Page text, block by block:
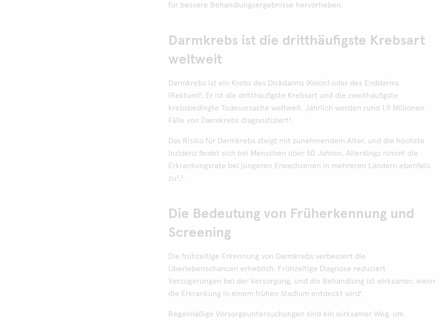
für bessere Behandlungsergebnisse hervorheben.
Darmkrebs ist die dritthäufigste Krebsart
weltweit
Darmkrebs ist ein Krebs des Dickdarms (Kolon) oder des Enddarms
(Rektum)¹. Er ist die dritthäufigste Krebsart und die zweithäufigste
krebsbedingte Todesursache weltweit. Jährlich werden rund 1,9 Millionen
Fälle von Darmkrebs diagnostiziert².
Das Risiko für Darmkrebs steigt mit zunehmendem Alter, und die höchste
Inzidenz findet sich bei Menschen über 50 Jahren. Allerdings nimmt die
Erkrankungsrate bei jüngeren Erwachsenen in mehreren Ländern ebenfalls
zu²,³.
Die Bedeutung von Früherkennung und
Screening
Die frühzeitige Erkennung von Darmkrebs verbessert die
Überlebenschancen erheblich. Frühzeitige Diagnose reduziert
Verzögerungen bei der Versorgung, und die Behandlung ist wirksamer, wenn
die Erkrankung in einem frühen Stadium entdeckt wird¹.
Regelmäßige Vorsorgeuntersuchungen sind ein wirksamer Weg, um